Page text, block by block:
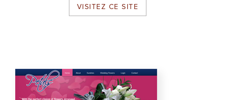
VISITEZ CE SITE